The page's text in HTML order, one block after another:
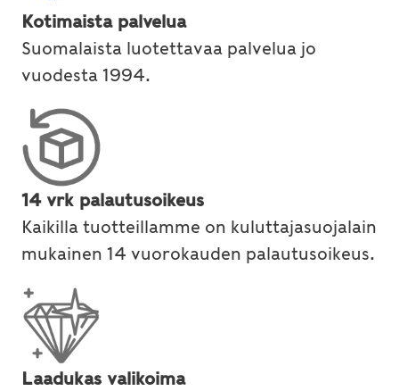
Kotimaista palvelua
Suomalaista luotettavaa palvelua jo
vuodesta 1994.
14 vrk palautusoikeus
Kaikilla tuotteillamme on kuluttajasuojalain
mukainen 14 vuorokauden palautusoikeus.
Laadukas valikoima